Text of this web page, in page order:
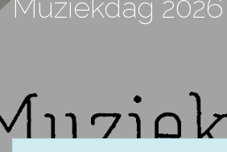
Muziekdag 2026